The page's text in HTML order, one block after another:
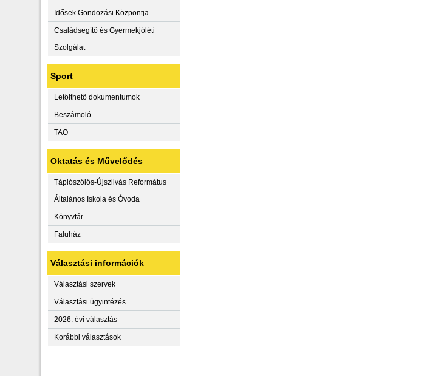
Idősek Gondozási Központja
Családsegítő és Gyermekjóléti
Szolgálat
Sport
Letölthető dokumentumok
Beszámoló
TAO
Oktatás és Művelődés
Tápiószőlős-Újszilvás Református
Általános Iskola és Óvoda
Könyvtár
Faluház
Választási információk
Választási szervek
Választási ügyintézés
2026. évi választás
Korábbi választások